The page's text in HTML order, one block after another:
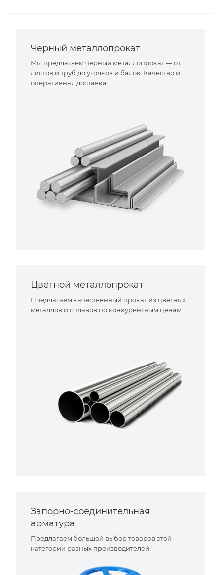
Черный металлопрокат
Мы предлагаем черный металлопрокат — от
листов и труб до уголков и балок. Качество и
оперативная доставка.
Цветной металлопрокат
Предлагаем качественный прокат из цветных
металлов и сплавов по конкурентным ценам.
Запорно-соединительная
арматура
Предлагаем большой выбор товаров этой
категории разных производителей.